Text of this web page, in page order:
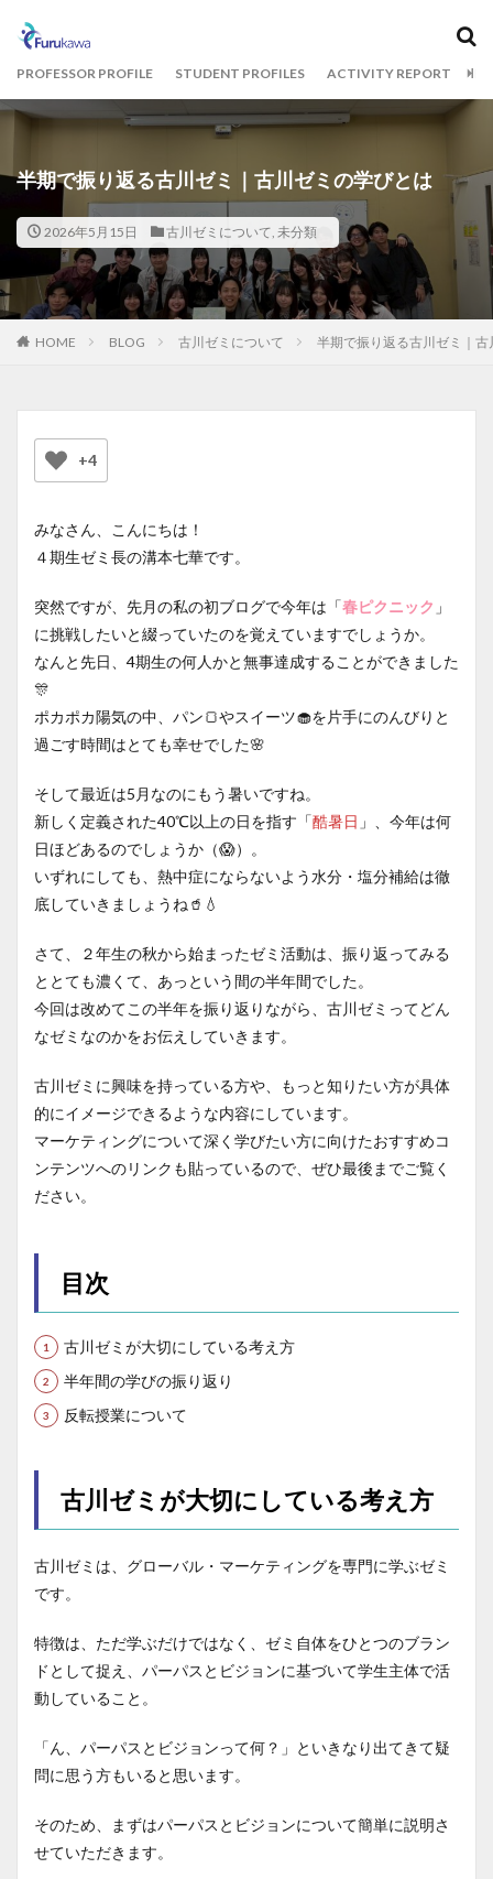
PROFESSOR PROFILE STUDENT PROFILES ACTIVITY REPORT
半期で振り返る古川ゼミ｜古川ゼミの学びとは
2026年5月15日 古川ゼミについて, 未分類
HOME BLOG 古川ゼミについて 半期で振り返る古川ゼミ｜
+4
みなさん、こんにちは！
４期生ゼミ長の溝本七華です。
突然ですが、先月の私の初ブログで今年は「春ピクニック 」
に挑戦したいと綴っていたのを覚えていますでしょうか。
なんと先日、4期生の何人かと無事達成することができました
🎊
ポカポカ陽気の中、パン🍞やスイーツ🧁を片手にのんびりと
過ごす時間はとても幸せでした🌸
そして最近は5月なのにもう暑いですね。
新しく定義された40℃以上の日を指す「酷暑日 」、今年は何
日ほどあるのでしょうか（😱）。
いずれにしても、熱中症にならないよう水分・塩分補給は徹
底していきましょうね🥤💧
さて、２年生の秋から始まったゼミ活動は、振り返ってみる
ととても濃くて、あっという間の半年間でした。
今回は改めてこの半年を振り返りながら、古川ゼミってどん
なゼミなのかをお伝えしていきます。
古川ゼミに興味を持っている方や、もっと知りたい方が具体
的にイメージできるような内容にしています。
マーケティングについて深く学びたい方に向けたおすすめコ
ンテンツへのリンクも貼っているので、ぜひ最後までご覧く
ださい。
目次
古川ゼミが大切にしている考え方
半年間の学びの振り返り
反転授業について
古川ゼミが大切にしている考え方
古川ゼミは、グローバル・マーケティングを専門に学ぶゼミ
です。
特徴は、ただ学ぶだけではなく、ゼミ自体をひとつのブラン
ドとして捉え、パーパスとビジョンに基づいて学生主体で活
動していること。
「ん、パーパスとビジョンって何？」といきなり出てきて疑
問に思う方もいると思います。
そのため、まずはパーパスとビジョンについて簡単に説明さ
せていただきます。
1期生 2期生 3期生
THE CAMPUS
オフィスツアー
コクヨ 古川ゼミ
統計解析
検索